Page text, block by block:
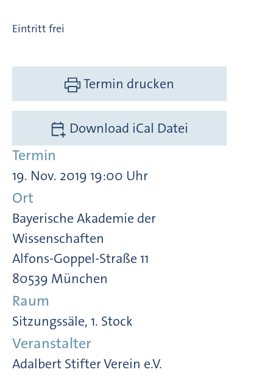
Eintritt frei
Termin drucken
Download iCal Datei
Termin
19. Nov. 2019 19:00 Uhr
Ort
Bayerische Akademie der
Wissenschaften
Alfons-Goppel-Straße 11
80539 München
Raum
Sitzungssäle, 1. Stock
Veranstalter
Adalbert Stifter Verein e.V.